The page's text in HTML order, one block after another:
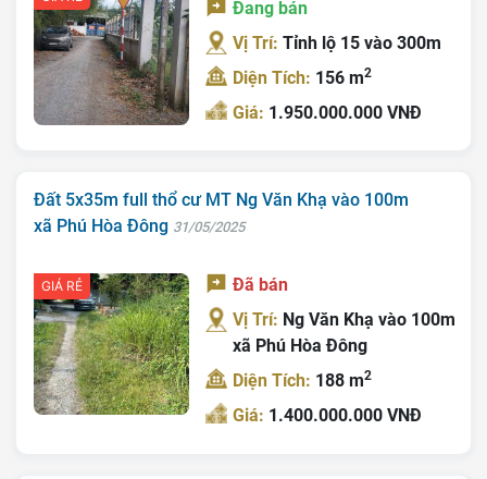
Trang chủ
Giới Thiệu
Bán Đất
Nhà Đất Giá Tốt
Liên Hệ
Tin Tức
Tra Quy Hoạch
Đang bán
Vị Trí:Tỉnh lộ 15 vào 300m
Diện Tích: 156 m2
Giá: 1.950.000.000 VNĐ
Đất 5x35m full thổ cư MT Ng Văn Khạ vào 100m
xã Phú Hòa Đông 31/05/2025
GIÁ RẺ
Đã bán
Vị Trí: Ng Văn Khạ vào 100m
xã Phú Hòa Đông
Diện Tích: 188 m2
Giá: 1.400.000.000 VNĐ